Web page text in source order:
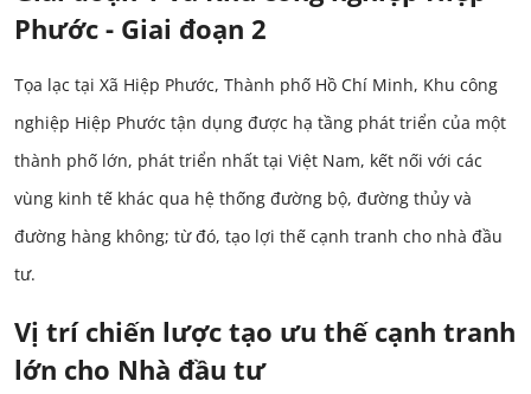
Phước - Giai đoạn 2
Tọa lạc tại Xã Hiệp Phước, Thành phố Hồ Chí Minh, Khu công
nghiệp Hiệp Phước tận dụng được hạ tầng phát triển của một
thành phố lớn, phát triển nhất tại Việt Nam, kết nối với các
vùng kinh tế khác qua hệ thống đường bộ, đường thủy và
đường hàng không; từ đó, tạo lợi thế cạnh tranh cho nhà đầu
tư.
Vị trí chiến lược tạo ưu thế cạnh tranh
lớn cho Nhà đầu tư